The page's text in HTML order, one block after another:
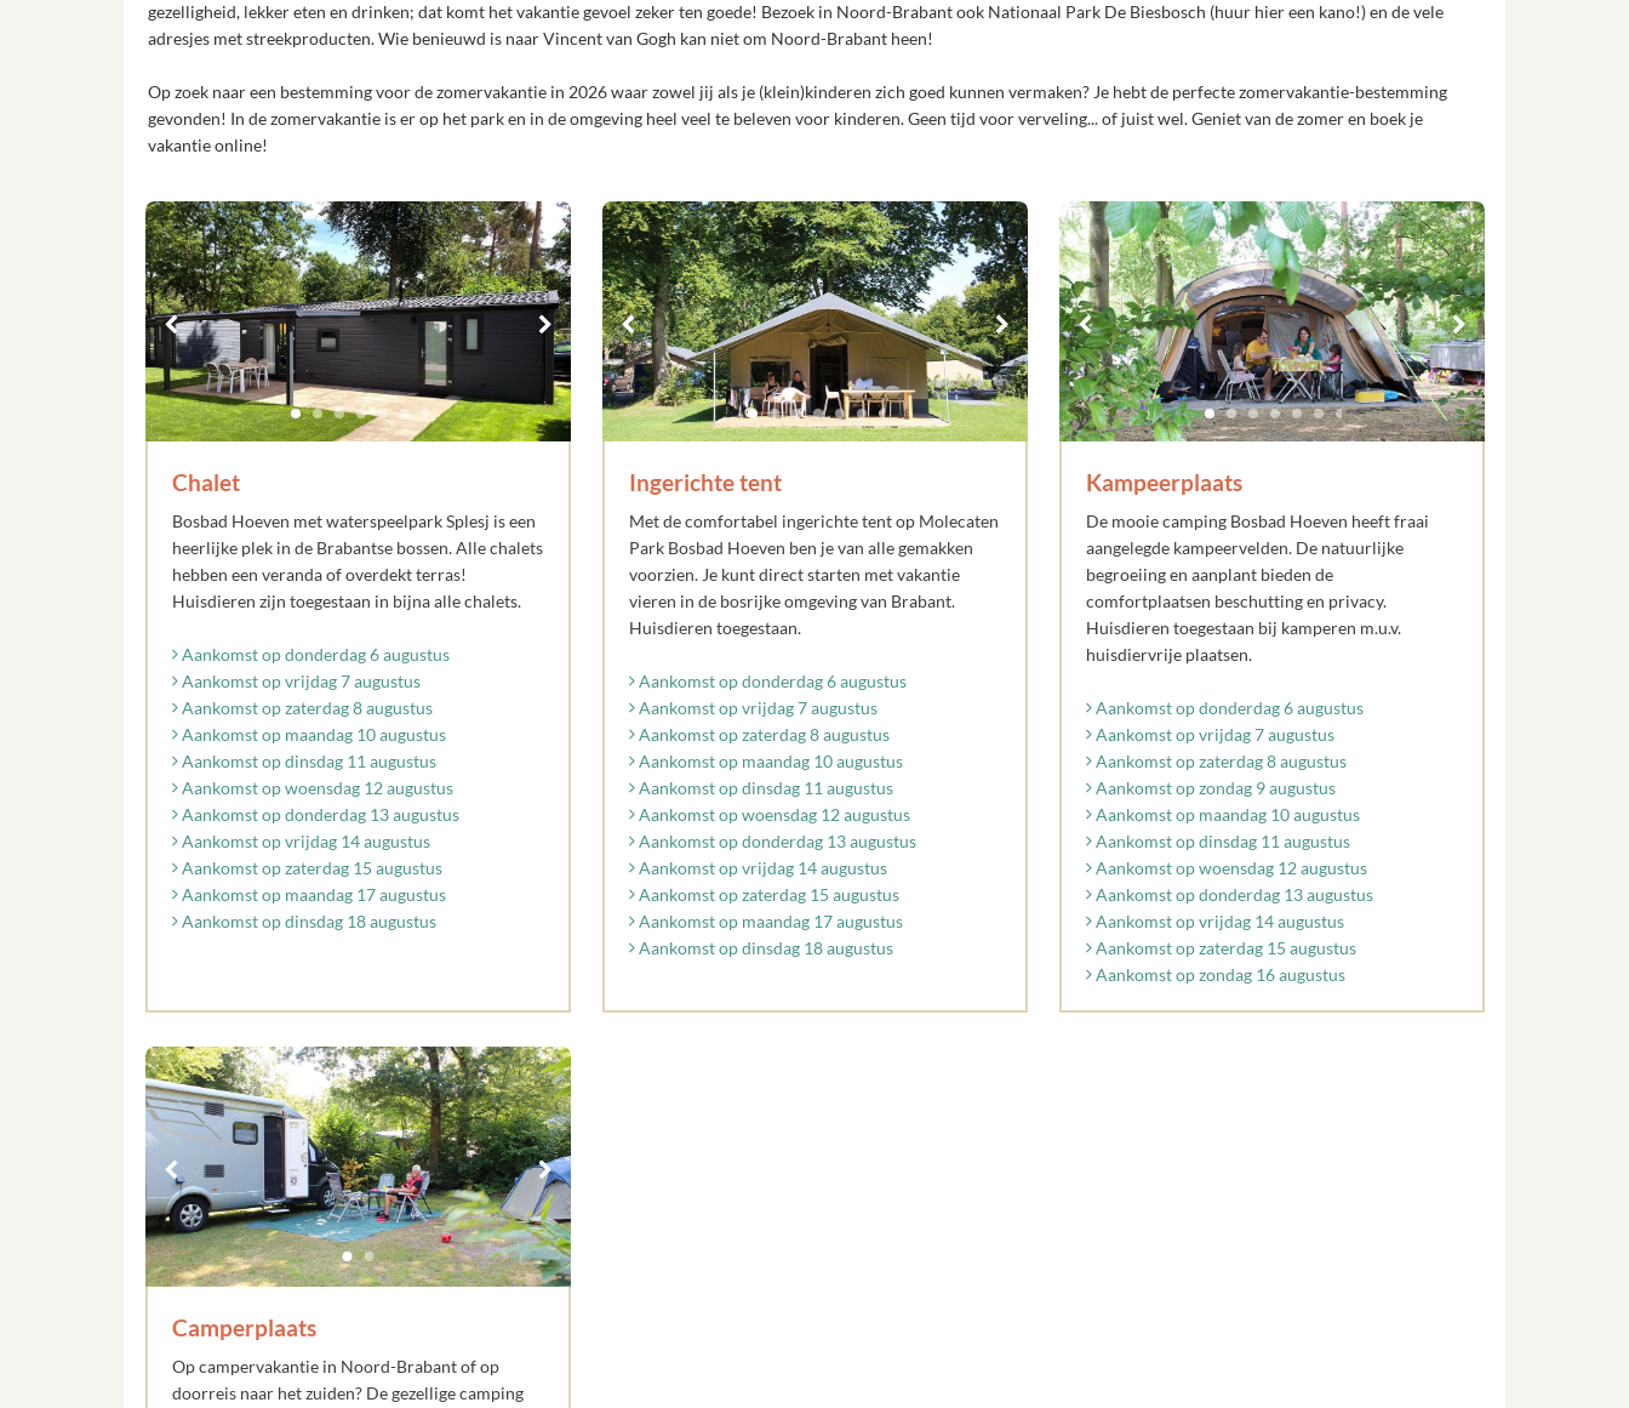
gezelligheid, lekker eten en drinken; dat komt het vakantie gevoel zeker ten goede! Bezoek in Noord-Brabant ook Nationaal Park De Biesbosch (huur hier een kano!) en de vele
adresjes met streekproducten. Wie benieuwd is naar Vincent van Gogh kan niet om Noord-Brabant heen!
Op zoek naar een bestemming voor de zomervakantie in 2026 waar zowel jij als je (klein)kinderen zich goed kunnen vermaken? Je hebt de perfecte zomervakantie-bestemming
gevonden! In de zomervakantie is er op het park en in de omgeving heel veel te beleven voor kinderen. Geen tijd voor verveling... of juist wel. Geniet van de zomer en boek je
vakantie online!
Chalet
Bosbad Hoeven met waterspeelpark Splesj is een
heerlijke plek in de Brabantse bossen. Alle chalets
hebben een veranda of overdekt terras!
Huisdieren zijn toegestaan in bijna alle chalets.
Aankomst op donderdag 6 augustus
Aankomst op vrijdag 7 augustus
Aankomst op zaterdag 8 augustus
Aankomst op maandag 10 augustus
Aankomst op dinsdag 11 augustus
Aankomst op woensdag 12 augustus
Aankomst op donderdag 13 augustus
Aankomst op vrijdag 14 augustus
Aankomst op zaterdag 15 augustus
Aankomst op maandag 17 augustus
Aankomst op dinsdag 18 augustus
Ingerichte tent
Met de comfortabel ingerichte tent op Molecaten
Park Bosbad Hoeven ben je van alle gemakken
voorzien. Je kunt direct starten met vakantie
vieren in de bosrijke omgeving van Brabant.
Huisdieren toegestaan.
Aankomst op donderdag 6 augustus
Aankomst op vrijdag 7 augustus
Aankomst op zaterdag 8 augustus
Aankomst op maandag 10 augustus
Aankomst op dinsdag 11 augustus
Aankomst op woensdag 12 augustus
Aankomst op donderdag 13 augustus
Aankomst op vrijdag 14 augustus
Aankomst op zaterdag 15 augustus
Aankomst op maandag 17 augustus
Aankomst op dinsdag 18 augustus
Kampeerplaats
De mooie camping Bosbad Hoeven heeft fraai
aangelegde kampeervelden. De natuurlijke
begroeiing en aanplant bieden de
comfortplaatsen beschutting en privacy.
Huisdieren toegestaan bij kamperen m.u.v.
huisdiervrije plaatsen.
Aankomst op donderdag 6 augustus
Aankomst op vrijdag 7 augustus
Aankomst op zaterdag 8 augustus
Aankomst op zondag 9 augustus
Aankomst op maandag 10 augustus
Aankomst op dinsdag 11 augustus
Aankomst op woensdag 12 augustus
Aankomst op donderdag 13 augustus
Aankomst op vrijdag 14 augustus
Aankomst op zaterdag 15 augustus
Aankomst op zondag 16 augustus
Camperplaats
Op campervakantie in Noord-Brabant of op
doorreis naar het zuiden? De gezellige camping